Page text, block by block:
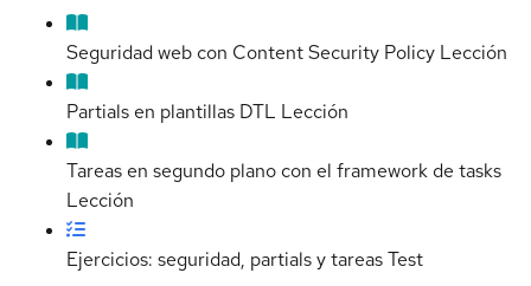
Seguridad web con Content Security Policy Lección
Partials en plantillas DTL Lección
Tareas en segundo plano con el framework de tasks
Lección
Ejercicios: seguridad, partials y tareasTest